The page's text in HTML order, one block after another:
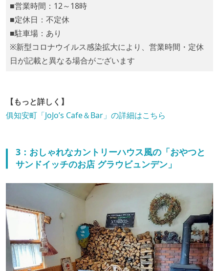
■営業時間：12～18時
■定休日：不定休
■駐車場：あり
※新型コロナウイルス感染拡大により、営業時間・定休
日が記載と異なる場合がございます
【もっと詳しく】
俱知安町「JoJo’s Cafe＆Bar」の詳細はこちら
3：おしゃれなカントリーハウス風の「おやつと
サンドイッチのお店 グラウビュンデン」